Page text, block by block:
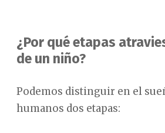
¿Por qué etapas
de un niño?
Podemos distinguir en el
humanos dos etapas: